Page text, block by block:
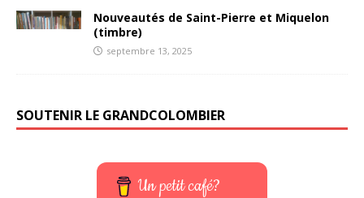
Nouveautés de Saint-Pierre et Miquelon
(timbre)
septembre 13, 2025
SOUTENIR LE GRANDCOLOMBIER
Un petit café?